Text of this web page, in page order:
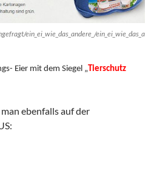
ein_ei_wie_das_andere_/ein_ei_wie_das_a
Eier mit dem Siegel „Tierschutz
ebenfalls auf der